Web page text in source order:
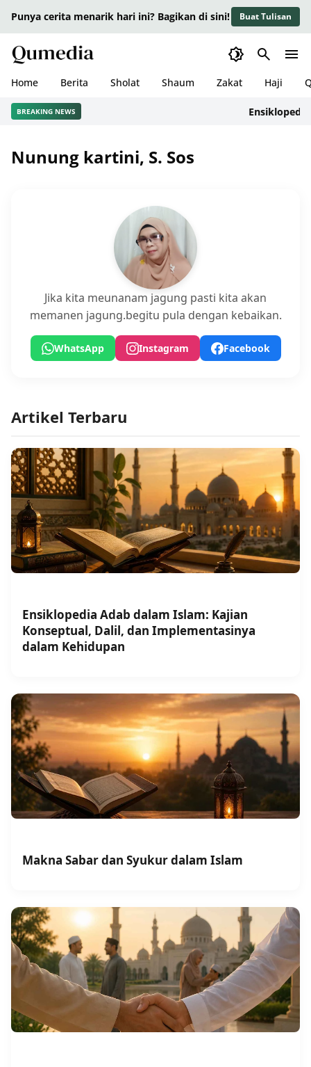
Punya cerita menarik hari ini? Bagikan di sini! Buat Tulisan
Home Berita Sholat Shaum Zakat Haji
BREAKING NEWS Ensiklopedia
Nunung kartini, S. Sos
Jika kita meunanam jagung pasti kita akan
memanen jagung.begitu pula dengan kebaikan.
WhatsApp Instagram Facebook
Artikel Terbaru
Ensiklopedia Adab dalam Islam: Kajian
Konseptual, Dalil, dan Implementasinya
dalam Kehidupan
Makna Sabar dan Syukur dalam Islam